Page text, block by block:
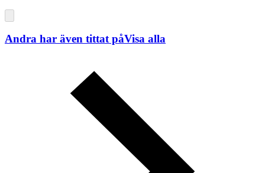
Andra har även tittat påVisa alla